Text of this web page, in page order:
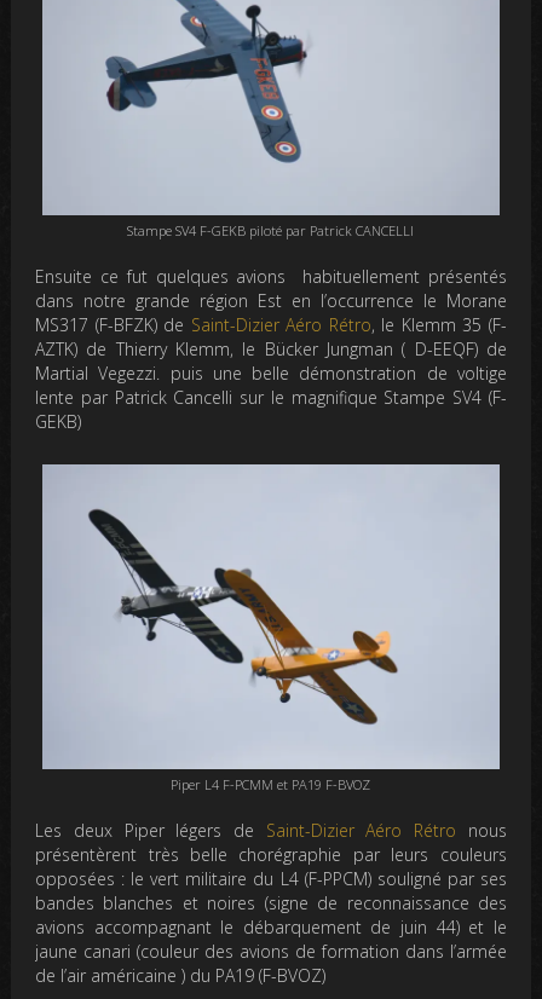
Stampe SV4 F-GEKB piloté par Patrick CANCELLI
Ensuite ce fut quelques avions habituellement présentés
dans notre grande région Est en l’occurrence le Morane
MS317 (F-BFZK) de Saint-Dizier Aéro Rétro, le Klemm 35 (F-
AZTK) de Thierry Klemm, le Bücker Jungman ( D-EEQF) de
Martial Vegezzi. puis une belle démonstration de voltige
lente par Patrick Cancelli sur le magnifique Stampe SV4 (F-
GEKB)
Piper L4 F-PCMM et PA19 F-BVOZ
Les deux Piper légers de Saint-Dizier Aéro Rétro nous
présentèrent très belle chorégraphie par leurs couleurs
opposées : le vert militaire du L4 (F-PPCM) souligné par ses
bandes blanches et noires (signe de reconnaissance des
avions accompagnant le débarquement de juin 44) et le
jaune canari (couleur des avions de formation dans l’armée
de l’air américaine ) du PA19 (F-BVOZ)